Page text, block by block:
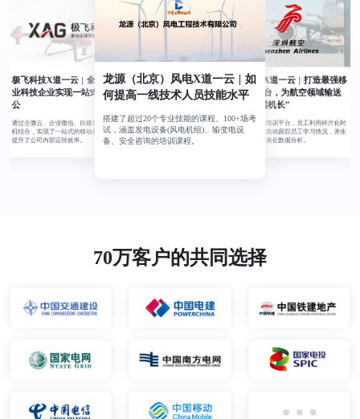
极飞科技X道一云 | 全球领先农
业科技企业实现一站式移动办
公
通过企微云、企业微信、自建应用三者的有
机结合，实现了一站式的移动化内部管理，
提升了公司内部运转效率。
龙源（北京）风电X道一云 | 如
何提高一线技术人员技能水平
搭建了超过20个专业技能的课程、100+场考
试，涵盖发电设备(风电机组)、输变电设
备、安全咨询的培训课程。
深圳航空X道一云 | 打造最强移
动培训平台，为航空领域输送
更多“中国机长”
搭建企业移动培训平台，员工利用碎片化时
间学习，后台自动跟踪员工学习情况，并生
成多维度的图表化数据分析。
70万客户的共同选择